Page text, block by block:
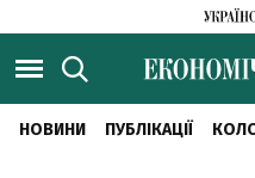
НОВИНИ ПУБЛІКАЦІЇ